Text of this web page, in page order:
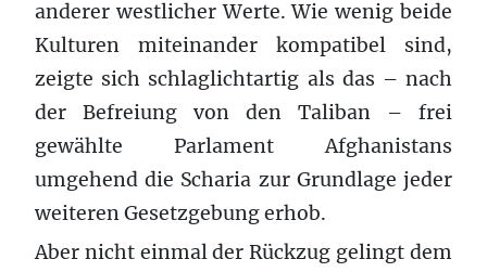
anderer westlicher Werte. Wie wenig beide
Kulturen miteinander kompatibel sind,
zeigte sich schlaglichtartig als das – nach
der Befreiung von den Taliban – frei
gewählte Parlament Afghanistans
umgehend die Scharia zur Grundlage jeder
weiteren Gesetzgebung erhob.
Aber nicht einmal der Rückzug gelingt dem